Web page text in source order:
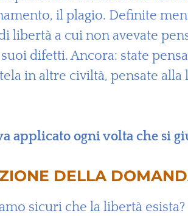
il plagio. Definite
a cui non avevate
difetti. Ancora: state
in altre civiltà, pensate
applicato ogni volta che si
DELLA
sicuri che la libertà